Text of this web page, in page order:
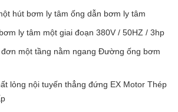
hút bơm ly tâm ống dẫn bơm ly tâm
ly tâm một giai đoạn 380V / 50HZ / 3hp
một tầng nằm ngang Đường ống bơm
lỏng nội tuyến thẳng đứng EX Motor Thép